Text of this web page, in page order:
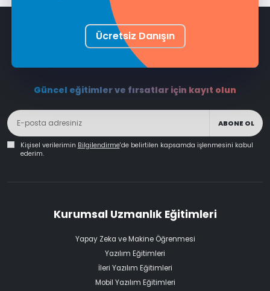
Ücretsiz Danışın
Güncel eğitimler ve fırsatlar için kayıt olun
ABONE OL
Kişisel verilerimin Bilgilendirme'de belirtilen kapsamda işlenmesini kabul
ederim.
Kurumsal Uzmanlık Eğitimleri
Yapay Zeka ve Makine Öğrenmesi
Yazılım Eğitimleri
İleri Yazılım Eğitimleri
Mobil Yazılım Eğitimleri